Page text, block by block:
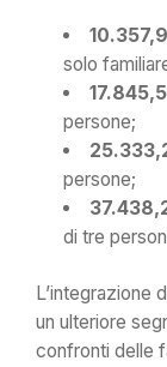
solo
persone;
persone;
di tre
L’integrazione
un ulteriore
confronti delle